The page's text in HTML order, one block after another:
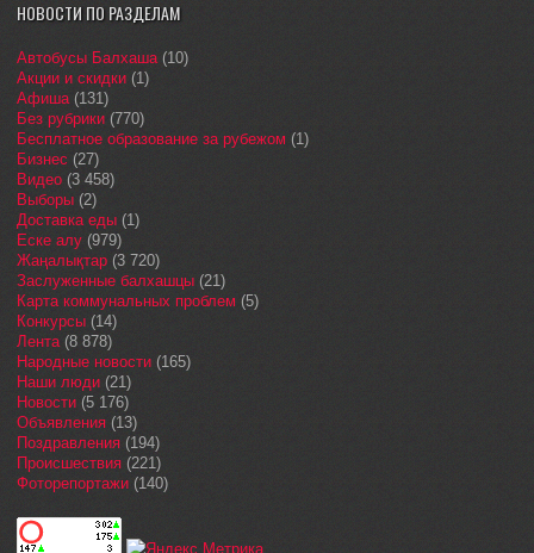
НОВОСТИ ПО РАЗДЕЛАМ
Автобусы Балхаша(10)
Акции и скидки (1)
Афиша(131)
Без рубрики (770)
Бесплатное образование за рубежом (1)
Бизнес (27)
Видео (3 458)
Выборы (2)
Доставка еды (1)
Еске алу (979)
Жаңалықтар (3 720)
Заслуженные балхашцы (21)
Карта коммунальных проблем (5)
Конкурсы (14)
Лента(8 878)
Народные новости (165)
Наши люди (21)
Новости (5 176)
Объявления (13)
Поздравления (194)
Происшествия (221)
Фоторепортажи (140)